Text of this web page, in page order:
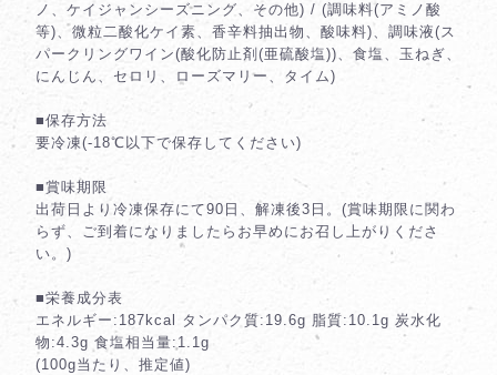
ノ、ケイジャンシーズニング、その他) / (調味料(アミノ酸
等)、微粒二酸化ケイ素、香辛料抽出物、酸味料)、調味液(ス
パークリングワイン(酸化防止剤(亜硫酸塩))、食塩、玉ねぎ、
にんじん、セロリ、ローズマリー、タイム)
■保存方法
要冷凍(-18℃以下で保存してください)
■賞味期限
出荷日より冷凍保存にて90日、解凍後3日。(賞味期限に関わ
らず、ご到着になりましたらお早めにお召し上がりくださ
い。)
■栄養成分表
エネルギー:187kcal タンパク質:19.6g 脂質:10.1g 炭水化
物:4.3g 食塩相当量:1.1g
(100g当たり、推定値)